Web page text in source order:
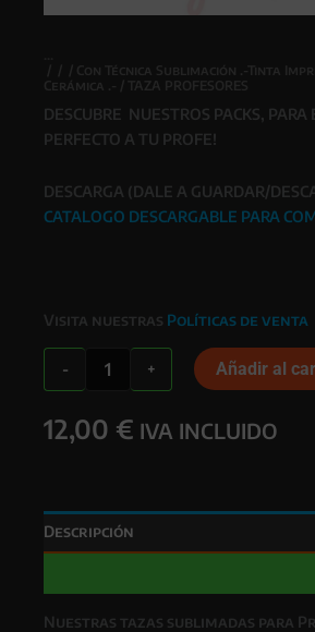
/ TAZA PROFESORES
DESCUBRE NUESTROS PACKS, PARA
PERFECTO A TU PROFE!
DESCARGA (DALE A GUARDAR/
CATALOGO DESCARGABLE PARA
Visita nuestras Políticas de venta
-
PROFESORES
+ Añadir al
12,00 € IVA INCLUIDO
Descripción
Nuestras tazas sublimadas para